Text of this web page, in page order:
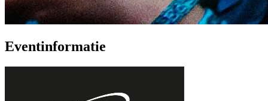
Eventinformatie